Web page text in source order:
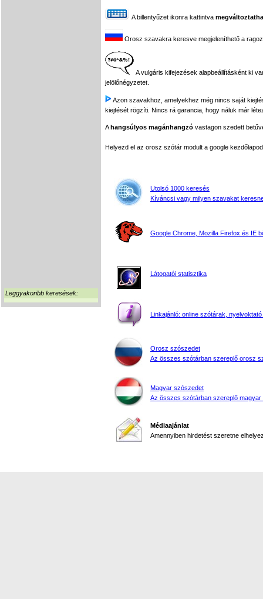
Leggyakoribb keresések:
A billentyűzet ikonra kattintva
Orosz szavakra keresve megjeleníthető a
A vulgáris kifejezések alapbeállításként ki
jelölőnégyzetet.
Azon szavakhoz, amelyekhez még nincs saját
kiejtését rögzíti. Nincs rá garancia, hogy náluk már
Ahangsúlyos magánhangzó vastagon szedett
Helyezd el az orosz szótár modult a google
Utolsó 1000 keresés
Kíváncsi vagy milyen szavakat
Google Chrome, Mozilla Firefox és IE
Látogatói statisztika
Linkajánló: online szótárak, nyelvoktató
Orosz szószedet
Az összes szótárban szereplő orosz
Magyar szószedet
Az összes szótárban szereplő magyar
Médiaajánlat
Amennyiben hirdetést szeretne